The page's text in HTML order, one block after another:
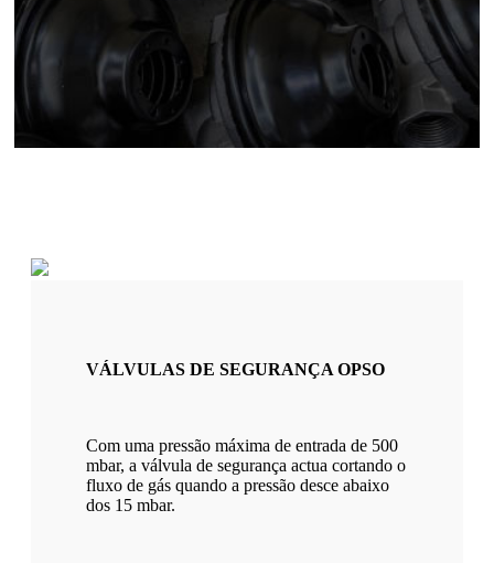
VÁLVULAS DE SEGURANÇA OPSO
Com uma pressão máxima de entrada de 500
mbar, a válvula de segurança actua cortando o
fluxo de gás quando a pressão desce abaixo
dos 15 mbar.